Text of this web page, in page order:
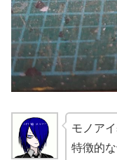
モノア
特徴的